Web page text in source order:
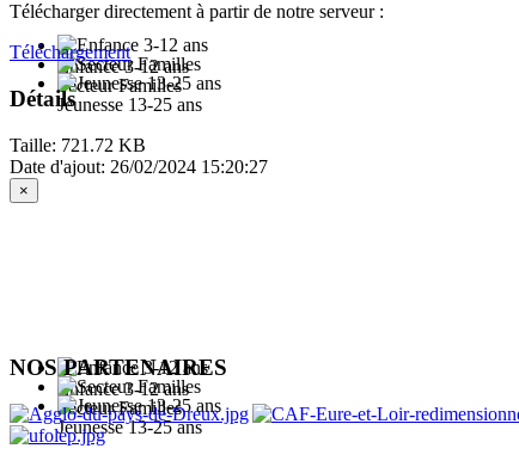
Enfance 3-12 ans
Enfance 3-12 ans
Secteur Familles
Secteur Familles
Jeunesse 13-25 ans
Jeunesse 13-25 ans
Télécharger directement à partir de notre serveur :
Téléchargement
Détails
Taille: 721.72 KB
Date d'ajout: 26/02/2024 15:20:27
×
NOS PARTENAIRES